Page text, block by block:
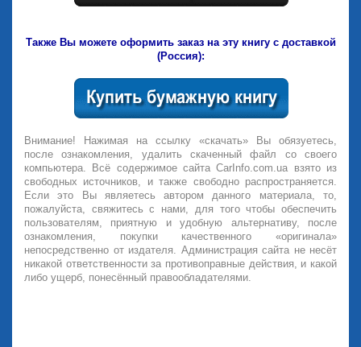
Также Вы можете оформить заказ на эту книгу с доставкой
(Россия):
Внимание! Нажимая на ссылку «скачать» Вы обязуетесь,
после ознакомления, удалить скаченный файл со своего
компьютера. Всё содержимое сайта CarInfo.com.ua взято из
свободных источников, и также свободно распространяется.
Если это Вы являетесь автором данного материала, то,
пожалуйста, свяжитесь с нами, для того чтобы обеспечить
пользователям, приятную и удобную альтернативу, после
ознакомления, покупки качественного «оригинала»
непосредственно от издателя. Администрация сайта не несёт
никакой ответственности за противоправные действия, и какой
либо ущерб, понесённый правообладателями.